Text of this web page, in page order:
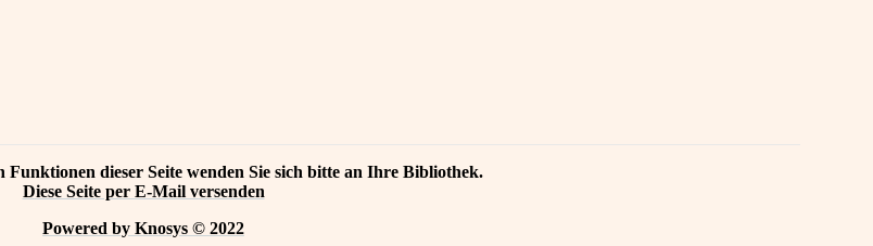
Funktionen dieser Seite wenden Sie sich bitte an Ihre Bibliothek.
Diese Seite per E-Mail versenden
Powered by Knosys © 2022